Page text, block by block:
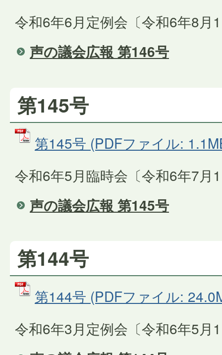
令和6年6月定例会〔令和6年8月
声の議会広報 第146号
第145号
第145号 (PDFファイル:
令和6年5月臨時会〔令和6年7月
声の議会広報 第145号
第144号
第144号 (PDFファイル:
令和6年3月定例会〔令和6年5月